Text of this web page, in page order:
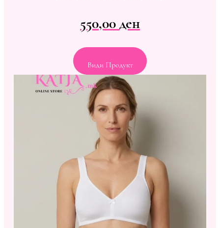
550,00ден
Види Продукт